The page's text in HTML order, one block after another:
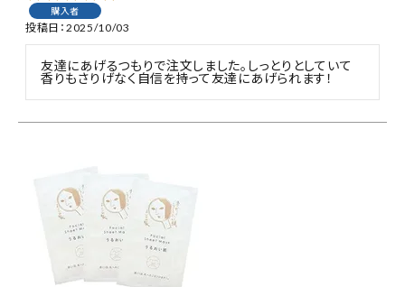
購入者
投稿日 2025/10/03
友達にあげるつもりで注文しました。しっとりとしていて
香りもさりげなく自信を持って友達にあげられます！